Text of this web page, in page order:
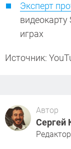
Эксперт
видеокарту
играх
Источник:
Автор
Сергей